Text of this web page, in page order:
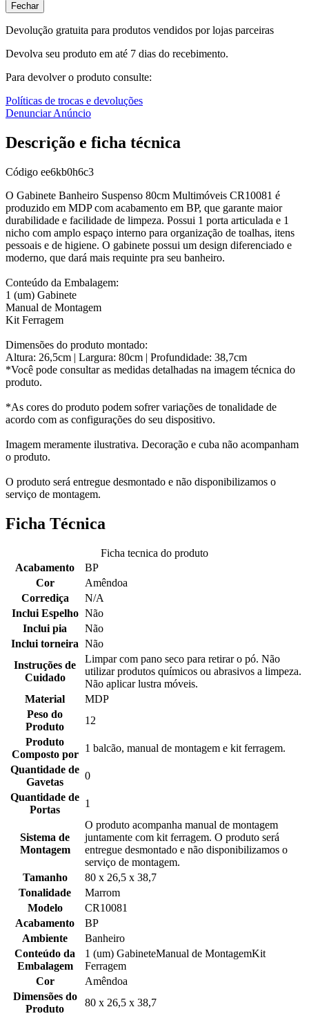
Fechar
Devolução gratuita para produtos vendidos por lojas parceiras
Devolva seu produto em até 7 dias do recebimento.
Para devolver o produto consulte:
Políticas de trocas e devoluções
Denunciar Anúncio
Descrição e ficha técnica
Código ee6kb0h6c3
O Gabinete Banheiro Suspenso 80cm Multimóveis CR10081 é
produzido em MDP com acabamento em BP, que garante maior
durabilidade e facilidade de limpeza. Possui 1 porta articulada e 1
nicho com amplo espaço interno para organização de toalhas, itens
pessoais e de higiene. O gabinete possui um design diferenciado e
moderno, que dará mais requinte pra seu banheiro.
Conteúdo da Embalagem:
1 (um) Gabinete
Manual de Montagem
Kit Ferragem
Dimensões do produto montado:
Altura: 26,5cm | Largura: 80cm | Profundidade: 38,7cm
*Você pode consultar as medidas detalhadas na imagem técnica do
produto.
*As cores do produto podem sofrer variações de tonalidade de
acordo com as configurações do seu dispositivo.
Imagem meramente ilustrativa. Decoração e cuba não acompanham
o produto.
O produto será entregue desmontado e não disponibilizamos o
serviço de montagem.
Ficha Técnica
Ficha tecnica do produto
Acabamento
BP
Cor
Amêndoa
Corrediça
N/A
Inclui Espelho Não
Inclui pia
Não
Inclui torneira Não
Instruções de
Cuidado
Limpar com pano seco para retirar o pó. Não
utilizar produtos químicos ou abrasivos a limpeza.
Não aplicar lustra móveis.
Material
MDP
Peso do
Produto
12
Produto
Composto por
1 balcão, manual de montagem e kit ferragem.
Quantidade de
Gavetas
0
Quantidade de
Portas
1
Sistema de
Montagem
O produto acompanha manual de montagem
juntamente com kit ferragem. O produto será
entregue desmontado e não disponibilizamos o
serviço de montagem.
Tamanho
80 x 26,5 x 38,7
Tonalidade
Marrom
Modelo
CR10081
Acabamento
BP
Ambiente
Banheiro
Conteúdo da
Embalagem
1 (um) GabineteManual de MontagemKit
Ferragem
Cor
Amêndoa
Dimensões do
Produto
80 x 26,5 x 38,7